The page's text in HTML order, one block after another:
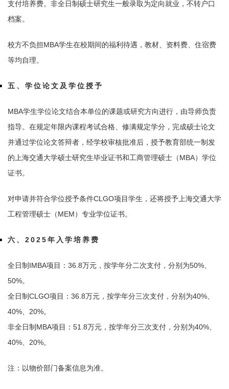
支付培养费。非全日制硕士研究生一般录取为定向就业，不转户口
档案。
校方不负担MBA学生在校期间的福利待遇，教材、资料费、住宿费
等均自理。
五、学位论文及学位授予
MBA学生学位论文结合本单位的课题或研究方向进行，由导师负责
指导。在规定年限内课程考试合格、修满规定学分，完成硕士论文
并通过学位论文答辩者，经学校审核批准后，授予教育部统一制发
的上海交通大学硕士研究生毕业证书和工商管理硕士（MBA）学位
证书。
对申请并符合学位授予条件CLGO项目学生，还将授予上海交通大学
工程管理硕士（MEM）专业学位证书。
六、2025年入学培养费
全日制IMBA项目：36.8万元，按学年分二次支付，分别为50%、
50%。
全日制CLGO项目：36.8万元，按学年分三次支付，分别为40%、
40%、20%。
非全日制MBA项目：51.8万元，按学年分三次支付，分别为40%、
40%、20%。
注：以物价部门备案信息为准。